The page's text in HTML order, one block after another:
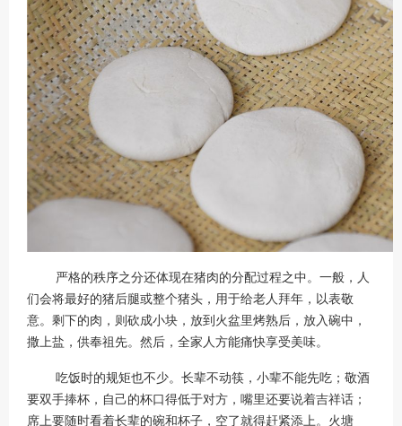
严格的秩序之分还体现在猪肉的分配过程之中。一般，人
们会将最好的猪后腿或整个猪头，用于给老人拜年，以表敬
意。剩下的肉，则砍成小块，放到火盆里烤熟后，放入碗中，
撒上盐，供奉祖先。然后，全家人方能痛快享受美味。
吃饭时的规矩也不少。长辈不动筷，小辈不能先吃；敬酒
要双手捧杯，自己的杯口得低于对方，嘴里还要说着吉祥话；
席上要随时看着长辈的碗和杯子，空了就得赶紧添上。火塘